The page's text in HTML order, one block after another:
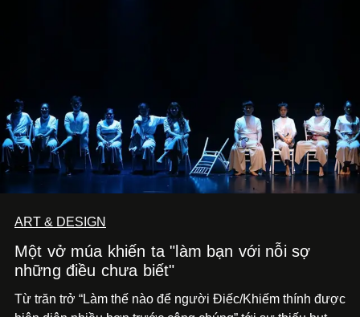
ART & DESIGN
Một vở múa khiến ta "làm bạn với nỗi sợ
những điều chưa biết"
Từ trăn trở “Làm thế nào để người Điếc/Khiếm thính được